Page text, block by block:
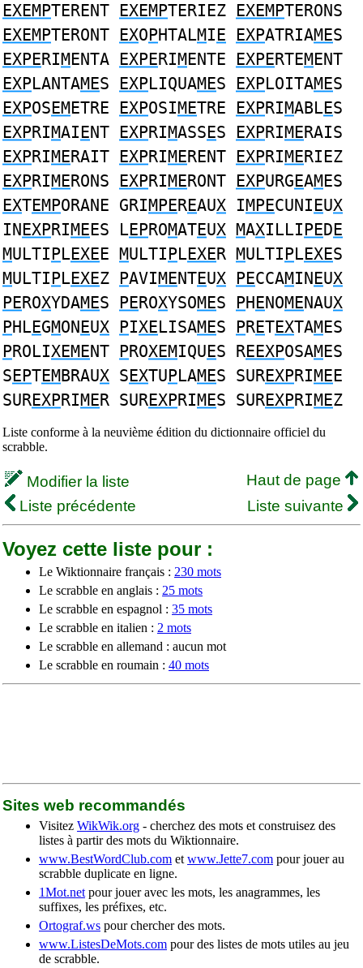
EXEMPTERENT EXEMPTERIEZ EXEMPTERONS
EXEMPTERONT EXOPHTALMIE EXPATRIAMES
EXPERIMENTA EXPERIMENTE EXPERTEMENT
EXPLANTAMES EXPLIQUAMES EXPLOITAMES
EXPOSEMETRE EXPOSIMETRE EXPRIMABLES
EXPRIMAIENT EXPRIMASSES EXPRIMERAIS
EXPRIMERAIT EXPRIMERENT EXPRIMERIEZ
EXPRIMERONS EXPRIMERONT EXPURGEAMES
EXTEMPORANE GRIMPEREAUX IMPECUNIEUX
INEXPRIMEES LEPROMATEUX MAXILLIPEDE
MULTIPLEXEE MULTIPLEXER MULTIPLEXES
MULTIPLEXEZ PAVIMENTEUX PECCAMINEUX
PEROXYDAMES PEROXYSOMES PHENOMENAUX
PHLEGMONEUX PIXELISAMES PRETEXTAMES
PROLIXEMENT PROXEMIQUES REEXPOSAMES
SEPTEMBRAUX SEXTUPLAMES SUREXPRIMEE
SUREXPRIMER SUREXPRIMES SUREXPRIMEZ
Liste conforme à la neuvième édition du dictionnaire officiel du
scrabble.
Modifier la liste
Haut de page
Liste précédente
Liste suivante
Voyez cette liste pour :
Le Wiktionnaire français : 230 mots
Le scrabble en anglais : 25 mots
Le scrabble en espagnol : 35 mots
Le scrabble en italien : 2 mots
Le scrabble en allemand : aucun mot
Le scrabble en roumain : 40 mots
Sites web recommandés
Visitez WikWik.org - cherchez des mots et construisez des
listes à partir des mots du Wiktionnaire.
www.BestWordClub.com et www.Jette7.com pour jouer au
scrabble duplicate en ligne.
1Mot.net pour jouer avec les mots, les anagrammes, les
suffixes, les préfixes, etc.
Ortograf.ws pour chercher des mots.
www.ListesDeMots.com pour des listes de mots utiles au jeu
de scrabble.